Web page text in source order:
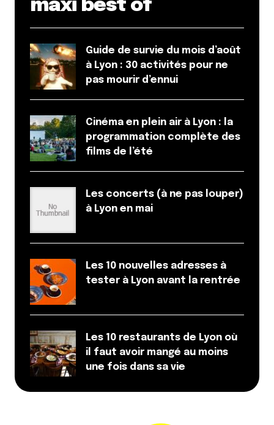
épicerie de produits locaux , bio et fermiers : 75
cours de la liberté dans le 3 ème.
Répondre
Du côté de Romain et Marina et de leur équitable
épicerie, il joue le jeu à fond en faisant venir des
fruits et légumes de Ecully et Dardilly.
Pour le 4ème, j’ajouterai volontiers : Un Grain dans
le Grenier
Du côté de Rillieux La Pape : L’épicerie de Léonie
31 mars 2020 à 15 h 54 min
Répondre
La Super Halle à Oullins reste ouverte les après-
midi également.
Céline
31 mars 2020 à 23 h 20 min
Répondre
Beck
3 avril 2020 à 8 h 33 min
maxi best of
Guide de survie du mois d’août
à Lyon : 30 activités pour ne
pas mourir d’ennui
Cinéma en plein air à Lyon : la
programmation complète des
films de l’été
Les concerts (à ne pas louper)
à Lyon en mai
Les 10 nouvelles adresses à
tester à Lyon avant la rentrée
Les 10 restaurants de Lyon où
il faut avoir mangé au moins
une fois dans sa vie